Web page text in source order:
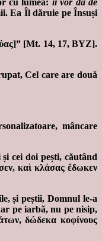
Ea Îl dăruie pe Însuși
[Mt. 14, 17, BYZ].
Cel care are două
mâncare
cei doi pești, căutând
καὶ κλάσας ἔδωκεν
și peștii, Domnul le-a
pe iarbă, nu pe nisip,
δώδεκα κοφίνους